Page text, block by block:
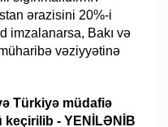
ərazisini 20%-i
imzalanarsa, Bakı və
vəziyyətinə